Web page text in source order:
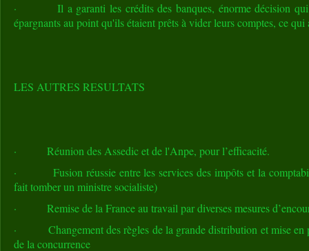
· Il a garanti les crédits des banques, énorme décision qui
épargnants au point qu'ils étaient prêts à vider leurs comptes, ce
LES AUTRES RESULTATS
· Réunion des Assedic et de l'Anpe, pour l’efficacité.
· Fusion réussie entre les services des impôts et la
fait tomber un ministre socialiste)
· Remise de la France au travail par diverses mesures
· Changement des règles de la grande distribution et mise en
de la concurrence